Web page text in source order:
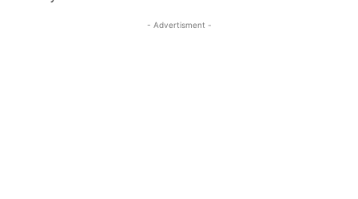
- Advertisment -